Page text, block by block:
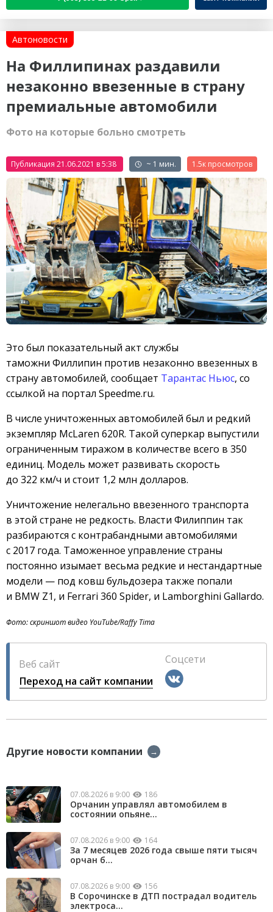
Автоновости
На Филлипинах раздавили
незаконно ввезенные в страну
премиальные автомобили
Фото на которые больно смотреть
Публикация 21.06.2021 в 5:38 ~ 1 мин. 1.5к
Это был показательный акт службы
таможни Филлипин против незаконно ввезенных в
страну автомобилей, сообщает Тарантас Ньюс, со
ссылкой на портал Speedme.ru.
В числе уничтоженных автомобилей был и редкий
экземпляр McLaren 620R. Такой суперкар выпустили
ограниченным тиражом в количестве всего в 350
единиц. Модель может развивать скорость
до 322 км/ч и стоит 1,2 млн долларов.
Уничтожение нелегально ввезенного транспорта
в этой стране не редкость. Власти Филиппин так
разбираются с контрабандными автомобилями
с 2017 года. Таможенное управление страны
постоянно изымает весьма редкие и нестандартные
модели — под ковш бульдозера также попали
и BMW Z1, и Ferrari 360 Spider, и Lamborghini Gallardo.
Фото: скриншот видео YouTube/Raffy Tima
Веб сайт
Переход на сайт компании
Соцсети
Другие новости компании →
07.08.2026 в 9:00 186
Орчанин управлял автомобилем в
состоянии опьяне...
07.08.2026 в 9:00 164
За 7 месяцев 2026 года свыше пяти тысяч
орчан б...
07.08.2026 в 9:00 156
В Сорочинске в ДТП пострадал водитель
электроса...